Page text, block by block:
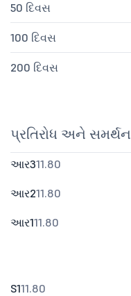
50 દિવસ
100 દિવસ
200 દિવસ
પ્રતિરોધ અને સમર્થન
આર311.80
આર211.80
આર111.80
S111.80